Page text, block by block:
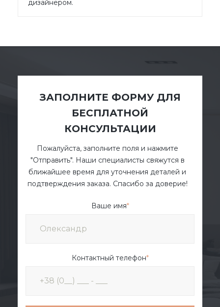
дизайнером.
ЗАПОЛНИТЕ ФОРМУ ДЛЯ
БЕСПЛАТНОЙ
КОНСУЛЬТАЦИИ
Пожалуйста, заполните поля и нажмите
"Отправить". Наши специалисты свяжутся в
ближайшее время для уточнения деталей и
подтверждения заказа. Спасибо за доверие!
Ваше имя*
Контактный телефон*